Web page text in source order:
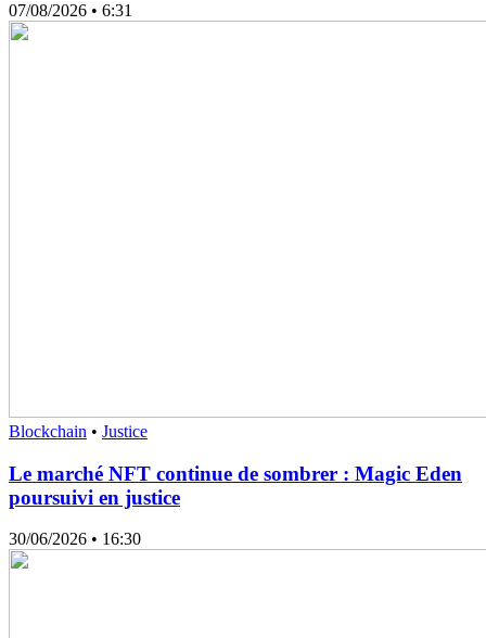
07/08/2026 • 6:31
Blockchain • Justice
Le marché NFT continue de sombrer : Magic Eden
poursuivi en justice
30/06/2026 • 16:30